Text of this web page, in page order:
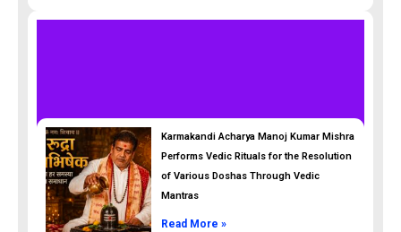
Karmakandi Acharya Manoj Kumar Mishra
Performs Vedic Rituals for the Resolution
of Various Doshas Through Vedic
Mantras
Read More »